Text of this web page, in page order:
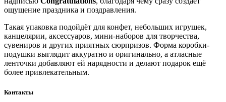
ощущение праздника и поздравления.
Такая упаковка подойдёт для конфет, небольших игрушек,
канцелярии, аксессуаров, мини-наборов для творчества,
сувениров и других приятных сюрпризов. Форма коробки-
подушки выглядит аккуратно и оригинально, а атласные
ленточки добавляют ей нарядности и делают подарок ещё
более привлекательным.
Контакты